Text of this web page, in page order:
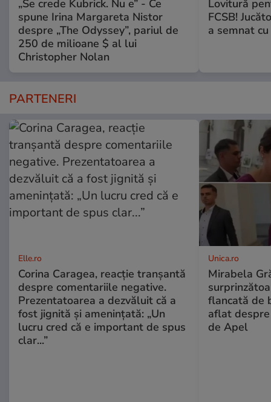
„Se crede Kubrick. Nu e” - Ce
spune Irina Margareta Nistor
despre „The Odyssey”, pariul de
250 de milioane $ al lui
Christopher Nolan
Lovitură
FCSB!
a semnat
PARTENERI
Elle.ro
Corina Caragea, reacție tranșantă
despre comentariile negative.
Prezentatoarea a dezvăluit că a
fost jignită și amenințată: „Un
lucru cred că e important de spus
clar...”
Unica.ro
Mirabela
flancată de
aflat
de Apel